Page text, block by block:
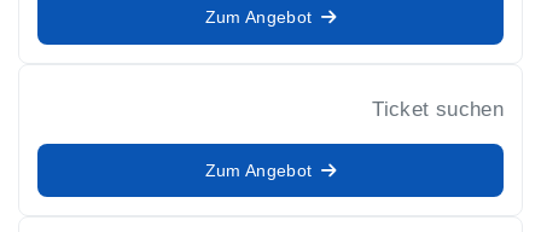
Zum Angebot
Ticket suchen
Zum Angebot